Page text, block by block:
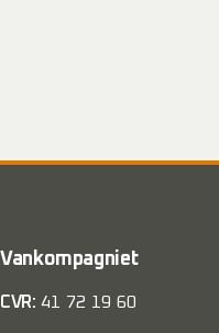
Vankompagniet
CVR: 41 72 19 60